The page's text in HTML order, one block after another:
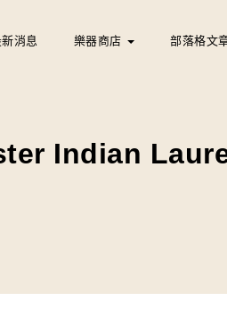
消息 樂器商店 部落格文
Indian